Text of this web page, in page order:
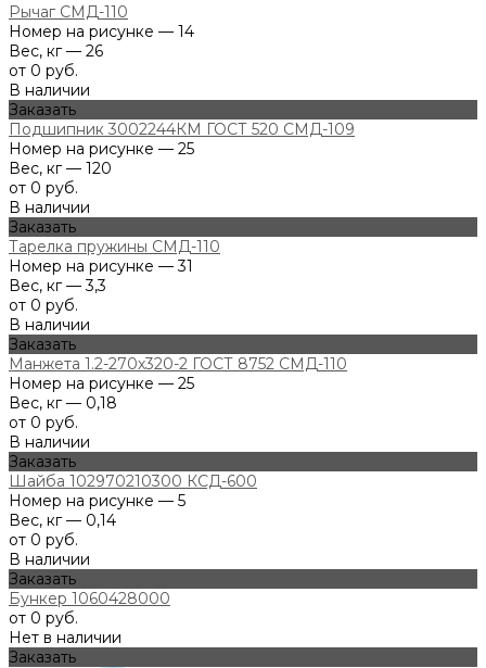
Рычаг СМД-110
Номер на рисунке — 14
Вес, кг — 26
от 0 руб.
В наличии
Заказать
Подшипник 3002244КМ ГОСТ 520 СМД-109
Номер на рисунке — 25
Вес, кг — 120
от 0 руб.
В наличии
Заказать
Тарелка пружины СМД-110
Номер на рисунке — 31
Вес, кг — 3,3
от 0 руб.
В наличии
Заказать
Манжета 1.2-270х320-2 ГОСТ 8752 СМД-110
Номер на рисунке — 25
Вес, кг — 0,18
от 0 руб.
В наличии
Заказать
Шайба 102970210300 КСД-600
Номер на рисунке — 5
Вес, кг — 0,14
от 0 руб.
В наличии
Заказать
Бункер 1060428000
от 0 руб.
Нет в наличии
Заказать